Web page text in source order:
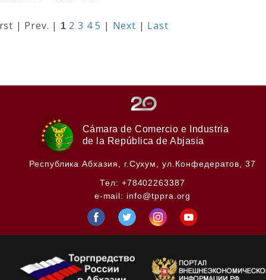
| Prev. | 1 2 3 4 5 | Next | Last
Cámara de Comercio e Industria
de la República de Abjasia
Республика Абхазия,
г.Сухум, ул.Конфедератов, 37
Тел: +78402263387
e-mail: info@tppra.org